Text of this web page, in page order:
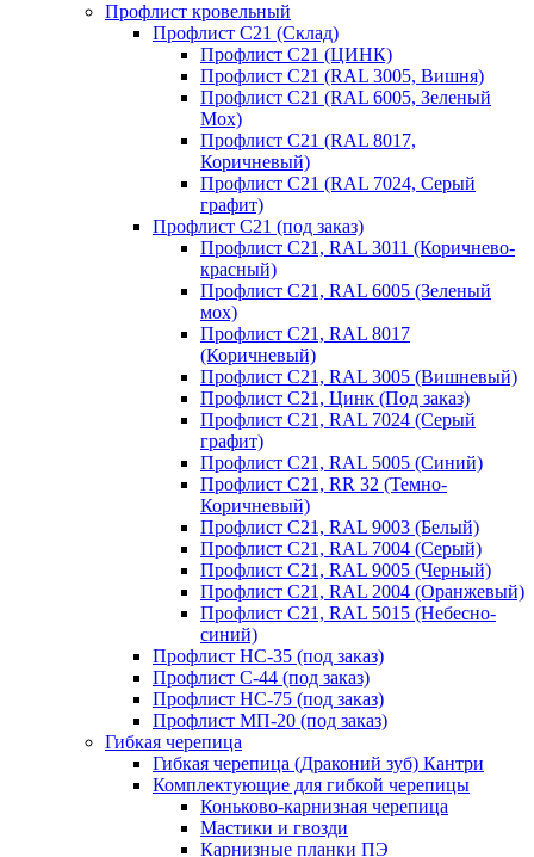
Профлист кровельный
Профлист С21 (Склад)
Профлист С21 (ЦИНК)
Профлист С21 (RAL 3005, Вишня)
Профлист С21 (RAL 6005, Зеленый
Мох)
Профлист С21 (RAL 8017,
Коричневый)
Профлист С21 (RAL 7024, Серый
графит)
Профлист С21 (под заказ)
Профлист С21, RAL 3011 (Коричнево-
красный)
Профлист С21, RAL 6005 (Зеленый
мох)
Профлист С21, RAL 8017
(Коричневый)
Профлист С21, RAL 3005 (Вишневый)
Профлист С21, Цинк (Под заказ)
Профлист С21, RAL 7024 (Серый
графит)
Профлист С21, RAL 5005 (Синий)
Профлист С21, RR 32 (Темно-
Коричневый)
Профлист С21, RAL 9003 (Белый)
Профлист С21, RAL 7004 (Серый)
Профлист С21, RAL 9005 (Черный)
Профлист С21, RAL 2004 (Оранжевый)
Профлист С21, RAL 5015 (Небесно-
синий)
Профлист НС-35 (под заказ)
Профлист С-44 (под заказ)
Профлист НС-75 (под заказ)
Профлист МП-20 (под заказ)
Гибкая черепица
Гибкая черепица (Драконий зуб) Кантри
Комплектующие для гибкой черепицы
Коньково-карнизная черепица
Мастики и гвозди
Карнизные планки ПЭ